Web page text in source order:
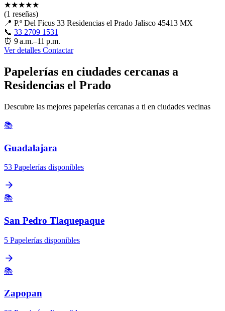
★★★★★
(1 reseñas)
📍 P.º Del Ficus 33 Residencias el Prado Jalisco 45413 MX
📞 33 2709 1531
⏰ 9 a.m.–11 p.m.
Ver detalles Contactar
Papelerías en ciudades cercanas a
Residencias el Prado
Descubre las mejores papelerías cercanas a ti en ciudades vecinas
📚
Guadalajara
53 Papelerías disponibles
📚
San Pedro Tlaquepaque
5 Papelerías disponibles
📚
Zapopan